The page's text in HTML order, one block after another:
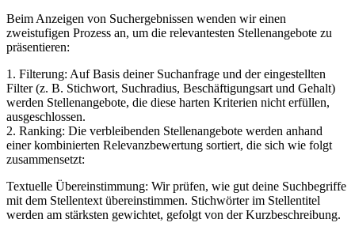
Beim Anzeigen von Suchergebnissen wenden wir einen
zweistufigen Prozess an, um die relevantesten Stellenangebote zu
präsentieren:
1. Filterung: Auf Basis deiner Suchanfrage und der eingestellten
Filter (z. B. Stichwort, Suchradius, Beschäftigungsart und Gehalt)
werden Stellenangebote, die diese harten Kriterien nicht erfüllen,
ausgeschlossen.
2. Ranking: Die verbleibenden Stellenangebote werden anhand
einer kombinierten Relevanzbewertung sortiert, die sich wie folgt
zusammensetzt:
Textuelle Übereinstimmung: Wir prüfen, wie gut deine Suchbegriffe
mit dem Stellentext übereinstimmen. Stichwörter im Stellentitel
werden am stärksten gewichtet, gefolgt von der Kurzbeschreibung.